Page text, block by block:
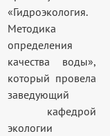
«Гидроэкология.
Методика
определения
качества воды»,
который провела
заведующий
кафедрой
экологии